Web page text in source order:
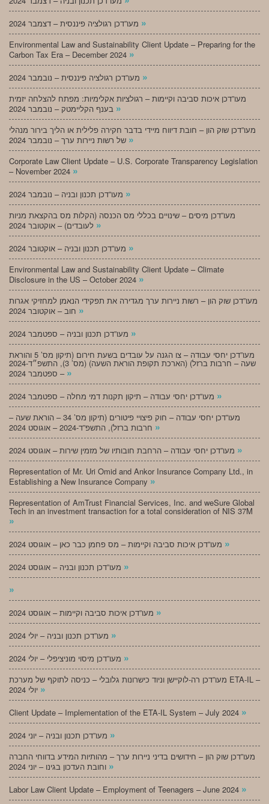
»
Environmental Law and Sustainability Client Update – Preparing for the
Carbon Tax Era – December 2024 »
»
מעו”דכן איכות סביבה וקיימות – רגולציות אקלימיות: מפתח להצלחה יזמית
»
מעו”דכן שוק הון – חובת דיווח מיידי בדבר חקירה פלילית או הליך בירור מנהלי
»
Corporate Law Client Update – U.S. Corporate Transparency Legislation
– November 2024 »
»
מעו”דכן מיסים – שינויים בכללי מס הכנסה (הקלות מס בהקצאת מניות
»
»
Environmental Law and Sustainability Client Update – Climate
Disclosure in the US – October 2024 »
מעו”דכן שוק הון – רשות ניירות ערך מגדירה את תפקידי הנאמן למחזיקי אגרות
»
»
מעו”דכן יחסי עבודה – צו הגנה על עובדים בשעת חירום (תיקון מס’ 5 והוראת
שעה – חרבות ברזל) (הארכת תקופת הוראת השעה) (מס’ 3), התשפ״ד-2024
– ספטמבר 2024 »
»
מעו”דכן יחסי עבודה – חוק פיצויי פיטורים (תיקון מס’ 34 – הוראת שעה –
»
»
Representation of Mr. Uri Omid and Ankor Insurance Company Ltd., in
Establishing a New Insurance Company »
Representation of AmTrust Financial Services, Inc. and weSure Global
Tech in an investment transaction for a total consideration of NIS 37M
»
»
»
»
»
»
»
מעו”דכן רה-לוקיישן וניוד כישרונות גלובלי – כניסה לתוקף של מערכת ETA-IL –
»
Client Update – Implementation of the ETA-IL System – July 2024 »
»
מעו”דכן שוק הון – חידושים בדיני ניירות ערך – מהותיות המידע בדווחי החברה
»
Labor Law Client Update – Employment of Teenagers – June 2024 »